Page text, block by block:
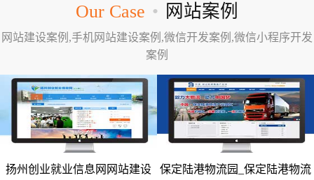
手机网站建设
竞价托管
全网营销
Our Case • 网站案例
网站建设案例,手机网站建设案例,微信开发案例,微信小程序开发
案例
扬州创业就业信息网网站建设
保定陆港物流园_保定陆港物流